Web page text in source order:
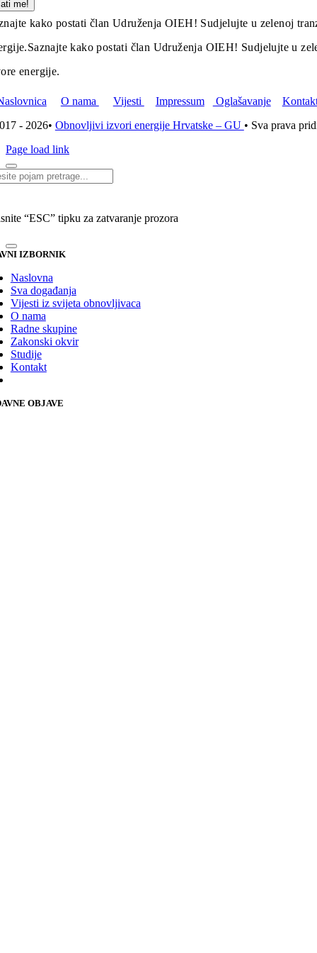
me!
kako postati član Udruženja OIEH! Sudjelujte u zelenoj
Saznajte kako postati član Udruženja OIEH! Sudjelujte u
energije.
O nama Vijesti Impressum Oglašavanje
- 2026• Obnovljivi izvori energije Hrvatske – GU • Sva prava
Page load link
“ESC” tipku za zatvaranje prozora
IZBORNIK
Naslovna
Sva događanja
Vijesti iz svijeta obnovljivaca
O nama
Radne skupine
Zakonski okvir
Studije
Kontakt
OBJAVE